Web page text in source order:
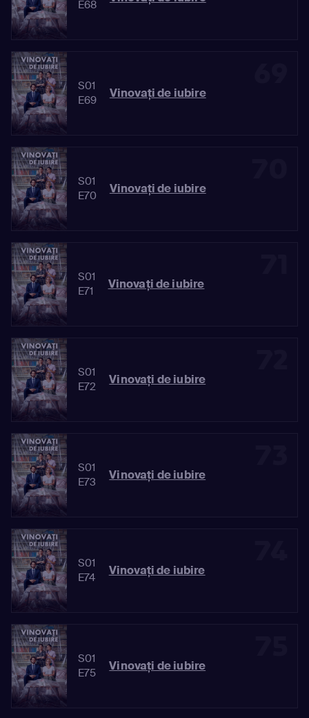
E68
S01
E69
Vinovaţi de iubire
S01
E70
Vinovaţi de iubire
S01
E71
Vinovaţi de iubire
S01
E72
Vinovaţi de iubire
S01
E73
Vinovaţi de iubire
S01
E74
Vinovaţi de iubire
S01
E75
Vinovaţi de iubire